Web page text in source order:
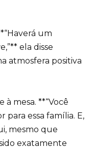
um
ela disse
atmosfera positiva
mesa. **“Você
para essa família. E,
mesmo que
exatamente